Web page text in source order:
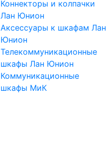
Коннекторы и колпачки
Лан Юнион
Аксессуары к шкафам Лан
Юнион
Телекоммуникационные
шкафы Лан Юнион
Коммуникационные
шкафы МиК